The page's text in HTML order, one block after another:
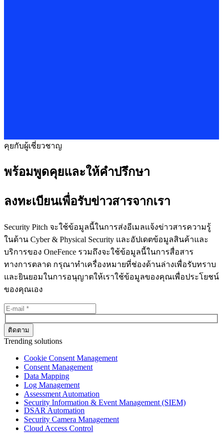
คุยกับผู้เชี่ยวชาญ
พร้อมพูดคุยและให้คำปรึกษา
ลงทะเบียนเพื่อรับข่าวสารจากเรา
Security Pitch จะใช้ข้อมูลนี้ในการส่งอีเมลแจ้งข่าวสารความรู้
ในด้าน Cyber & Physical Security และอัปเดตข้อมูลสินค้าและ
บริการของ OneFence รวมถึงจะใช้ข้อมูลนี้ในการสื่อสาร
ทางการตลาด กรุณาทำเครื่องหมายที่ช่องด้านล่างเพื่อรับทราบ
และยินยอมในการอนุญาตให้เราใช้ข้อมูลของคุณเพื่อประโยชน์
ของคุณเอง
Trending solutions
Cookie Consent Management
Consent Management
Data Mapping
Log Management
Assessment Automation
Security Information & Event Management (SIEM)
DSAR Automation
Security Camera Management
Cloud Access Control